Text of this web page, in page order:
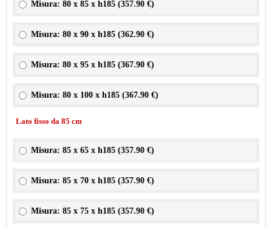
Misura: 80 x 85 x h185 (357.90 €)
Misura: 80 x 90 x h185 (362.90 €)
Misura: 80 x 95 x h185 (367.90 €)
Misura: 80 x 100 x h185 (367.90 €)
Lato fisso da 85 cm
Misura: 85 x 65 x h185 (357.90 €)
Misura: 85 x 70 x h185 (357.90 €)
Misura: 85 x 75 x h185 (357.90 €)